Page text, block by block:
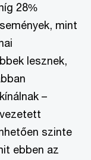
28%
mint
lesznek,
–
szinte
ebben az